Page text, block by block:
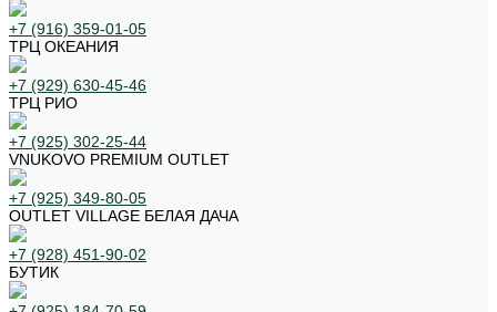
+7 (916) 359-01-05
ТРЦ ОКЕАНИЯ
+7 (929) 630-45-46
ТРЦ РИО
+7 (925) 302-25-44
VNUKOVO PREMIUM OUTLET
+7 (925) 349-80-05
OUTLET VILLAGE БЕЛАЯ ДАЧА
+7 (928) 451-90-02
БУТИК